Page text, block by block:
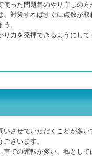
った問題集のやり直しの方
対策すればすぐに点数が取
。
力を発揮できるようにして
させていただくことが多い
ざいます。
での運転が多い、私として